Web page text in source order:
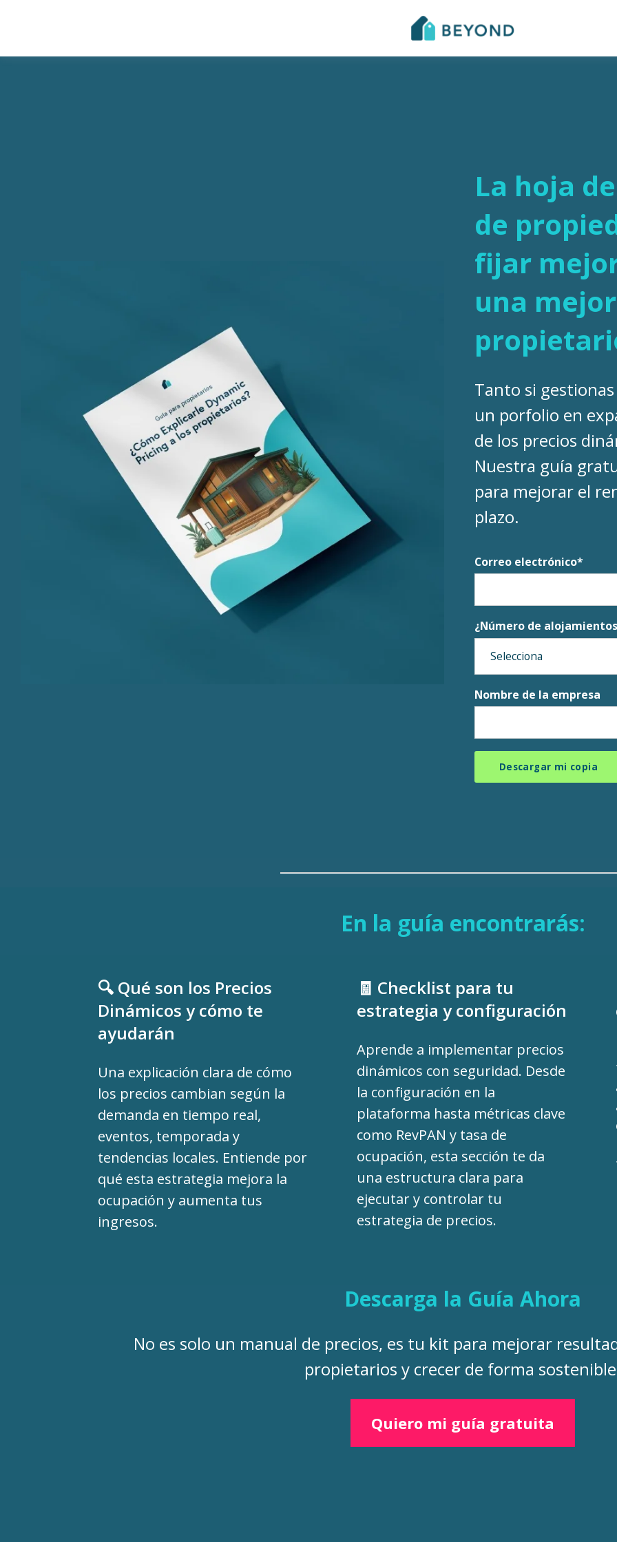
La hoja
de
fijar
una
Tanto si
un porfolio en
de los precios
Nuestra guía
para mejorar el
plazo.
Correo electrónico*
¿Número de
Nombre de la empresa
En la guía encontrarás:
🔍 Qué son los Precios
Dinámicos y cómo te
ayudarán
Una explicación clara de cómo
los precios cambian según la
demanda en tiempo real,
eventos, temporada y
tendencias locales. Entiende por
qué esta estrategia mejora la
ocupación y aumenta tus
ingresos.
🧾 Checklist para tu
estrategia y configuración
Aprende a implementar precios
dinámicos con seguridad. Desde
la configuración en la
plataforma hasta métricas clave
como RevPAN y tasa de
ocupación, esta sección te da
una estructura clara para
ejecutar y controlar tu
estrategia de precios.
Descarga la Guía Ahora
No es solo un manual de precios, es tu kit para mejorar
propietarios y crecer de forma
Quiero mi guía gratuita